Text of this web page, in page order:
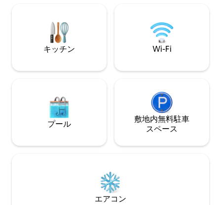
す。サンアントニオでの休暇にぴったり
です！ 許可証：STR-25-13400957
鮮な空気、野生生
雰囲気を楽しみな
トランまでわずか
キッチン Wi-Fi
プール
敷地内無料駐⁠車
ス⁠ペ⁠ー⁠ス
エアコン